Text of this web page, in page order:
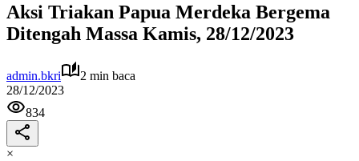
Aksi Triakan Papua Merdeka Bergema
Ditengah Massa Kamis, 28/12/2023
admin.bkri
2 min baca
28/12/2023
834
×